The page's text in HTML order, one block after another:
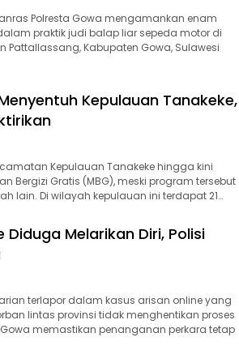
Polresta Gowa mengamankan enam
praktik judi balap liar sepeda motor di
Pattallassang, Kabupaten Gowa, Sulawesi
Kepulauan Tanakeke,
Kepulauan Tanakeke hingga kini
Bergizi Gratis (MBG), meski program tersebut
lain. Di wilayah kepulauan ini terdapat 21…
Melarikan Diri, Polisi
terlapor dalam kasus arisan online yang
lintas provinsi tidak menghentikan proses
memastikan penanganan perkara tetap